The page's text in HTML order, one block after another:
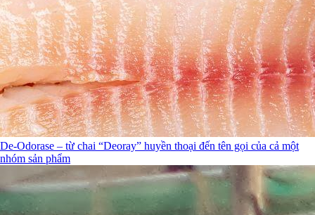
De-Odorase – từ chai “Deoray” huyền thoại đến tên gọi của cả một
nhóm sản phẩm